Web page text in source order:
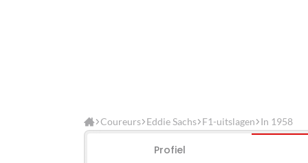
Coureurs Eddie Sachs F1-uitslagen In 1958
Profiel